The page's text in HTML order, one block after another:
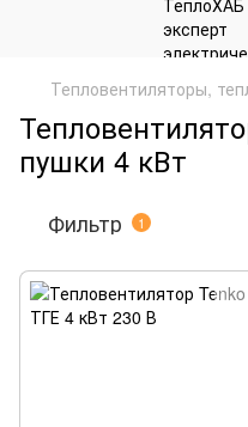
Тепловентиляторы,
пушки 4 кВт
Фильтр 1